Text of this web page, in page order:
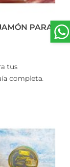
PARA
tus
completa.